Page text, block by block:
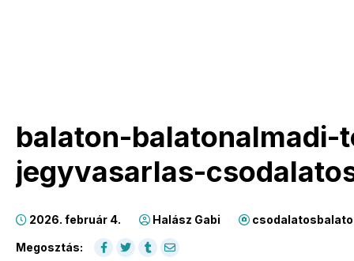
balaton-
jegyvasarlas-
2026. február 4. Halász Gabi
Megosztás: